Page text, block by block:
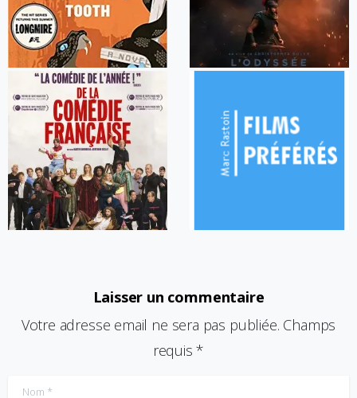
Laisser un commentaire
Votre adresse email ne sera pas publiée. Champs
requis *
Nom*